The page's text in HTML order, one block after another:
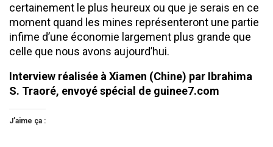
certainement le plus heureux ou que je serais en ce
moment quand les mines représenteront une partie
infime d’une économie largement plus grande que
celle que nous avons aujourd’hui.
Interview réalisée à Xiamen (Chine) par Ibrahima
S. Traoré, envoyé spécial de guinee7.com
J’aime ça :